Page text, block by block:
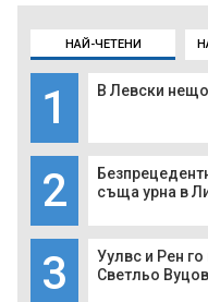
НАЙ-ЧЕТЕНИ
1 В Левски
2
съща урна в
3
Уулвс и Рен
Светльо Вуцов